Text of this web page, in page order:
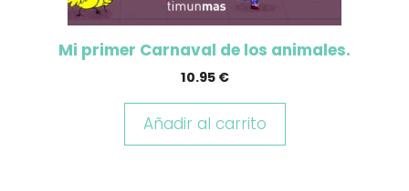
Mi primer Carnaval de los animales.
10.95 €
Añadir al carrito